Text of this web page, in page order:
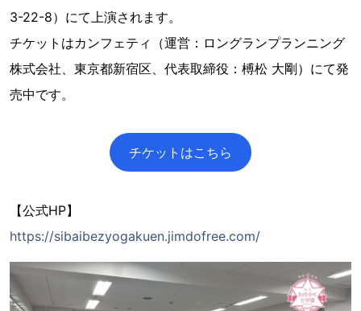
3-22-8）にて上演されます。
チケットはカンフェティ（運営：ロングランプランニング
株式会社、東京都新宿区、代表取締役：榑松 大剛）にて発
売中です。
チケットはこちら
【公式HP】
https://sibaibezyogakuen.jimdofree.com/